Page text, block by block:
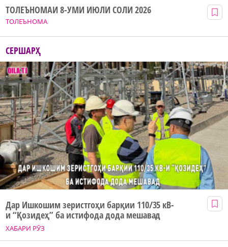
ТОЛЕЪНОМА
ТОЛЕЪНОМАИ 8-УМИ ИЮЛИ СОЛИ 2026
СЕРШАРҲ
ХАБАРИ РӮЗ
Дар Ишкошим зеристгоҳи барқии 110/35 кВ-
и “Қозидеҳ” ба истифода дода мешавад